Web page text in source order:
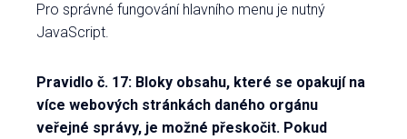
Pro správné fungování hlavního menu je nutný
JavaScript.
Pravidlo č. 17: Bloky obsahu, které se opakují na
více webových stránkách daného orgánu
veřejné správy, je možné přeskočit. Pokud